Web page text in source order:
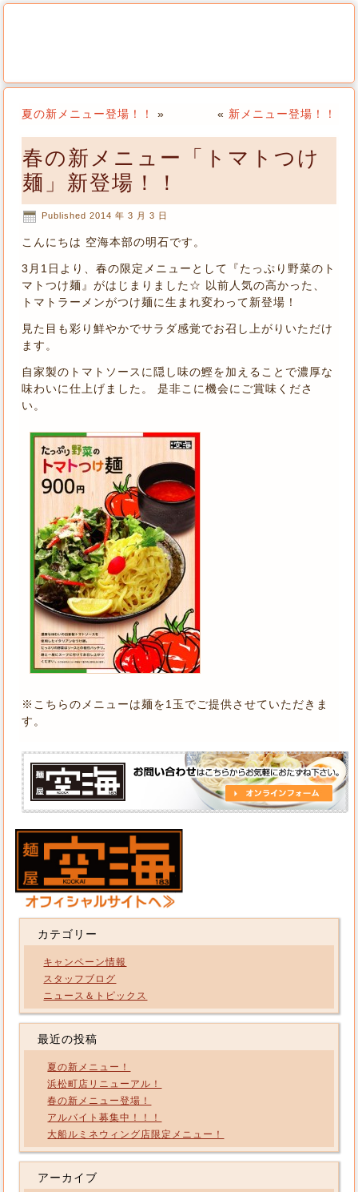
夏の新メニュー登場！！ » « 新メニュー登場！！
春の新メニュー「トマトつけ
麺」新登場！！
Published 2014 年 3 月 3 日
こんにちは 空海本部の明石です。
3月1日より、春の限定メニューとして『たっぷり野菜のト
マトつけ麺』がはじまりました☆ 以前人気の高かった、
トマトラーメンがつけ麺に生まれ変わって新登場！
見た目も彩り鮮やかでサラダ感覚でお召し上がりいただけ
ます。
自家製のトマトソースに隠し味の鰹を加えることで濃厚な
味わいに仕上げました。 是非こに機会にご賞味くださ
い。
※こちらのメニューは麺を1玉でご提供させていただきま
す。
カテゴリー
キャンペーン情報
スタッフブログ
ニュース＆トピックス
最近の投稿
夏の新メニュー！
浜松町店リニューアル！
春の新メニュー登場！
アルバイト募集中！！！
大船ルミネウィング店限定メニュー！
アーカイブ